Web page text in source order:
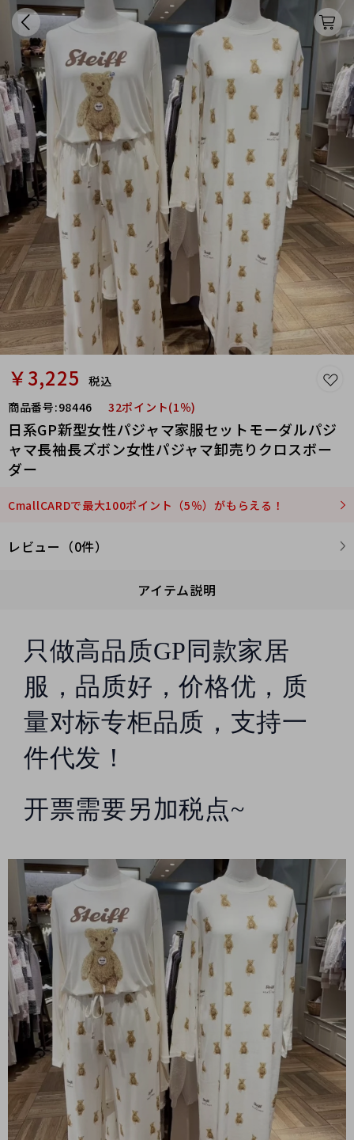
￥3,225
税込
商品番号:98446 32ポイント(1％)
日系GP新型女性パジャマ家服セットモーダルパジ
ャマ長袖長ズボン女性パジャマ卸売りクロスボー
ダー
CmallCARDで最大100ポイント（5％）がもらえる！
レビュー（0件）
アイテム説明
只做高品质GP同款家居
服，品质好，价格优，质
件代发！
开票需要另加税点~